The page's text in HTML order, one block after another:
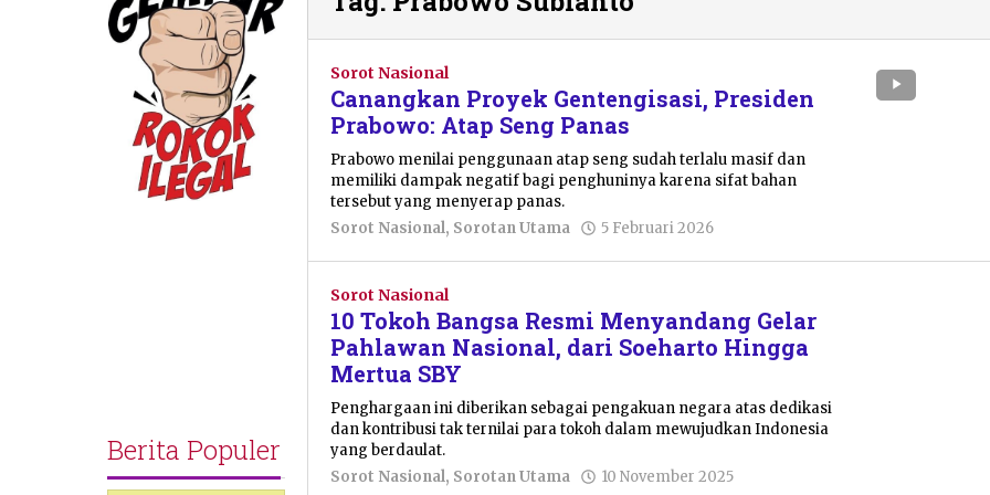
Berita Populer
Sorot Nasional
Canangkan Proyek Gentengisasi, Presiden
Prabowo: Atap Seng Panas
Prabowo menilai penggunaan atap seng sudah terlalu masif dan
memiliki dampak negatif bagi penghuninya karena sifat bahan
tersebut yang menyerap panas.
Sorot Nasional, Sorotan Utama 5 Februari 2026
Sorot Nasional
10 Tokoh Bangsa Resmi Menyandang Gelar
Pahlawan Nasional, dari Soeharto Hingga
Mertua SBY
Penghargaan ini diberikan sebagai pengakuan negara atas dedikasi
dan kontribusi tak ternilai para tokoh dalam mewujudkan Indonesia
yang berdaulat.
Sorot Nasional, Sorotan Utama 10 November 2025